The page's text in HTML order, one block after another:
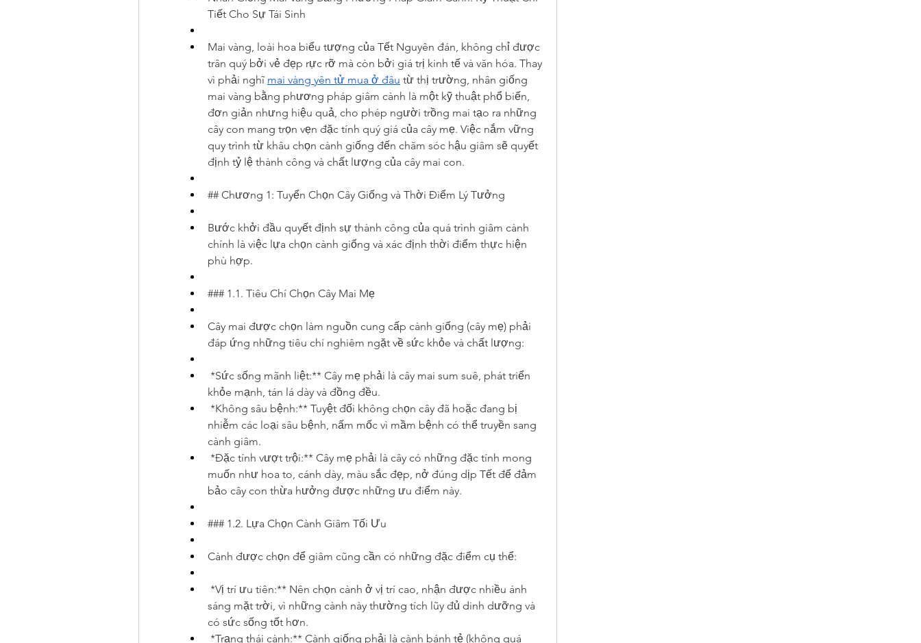
Tiết Cho Sự Tái Sinh
Mai vàng, loài hoa biểu tượng của Tết Nguyên đán, không chỉ được
trân quý bởi vẻ đẹp rực rỡ mà còn bởi giá trị kinh tế và văn hóa. Thay
vì phải nghĩ mai vàng yên tử mua ở đâu từ thị trường, nhân giống
mai vàng bằng phương pháp giâm cành là một kỹ thuật phổ biến,
đơn giản nhưng hiệu quả, cho phép người trồng mai tạo ra những
cây con mang trọn vẹn đặc tính quý giá của cây mẹ. Việc nắm vững
quy trình từ khâu chọn cành giống đến chăm sóc hậu giâm sẽ quyết
định tỷ lệ thành công và chất lượng của cây mai con.
## Chương 1: Tuyển Chọn Cây Giống và Thời Điểm Lý Tưởng
Bước khởi đầu quyết định sự thành công của quá trình giâm cành
chính là việc lựa chọn cành giống và xác định thời điểm thực hiện
phù hợp.
### 1.1. Tiêu Chí Chọn Cây Mai Mẹ
Cây mai được chọn làm nguồn cung cấp cành giống (cây mẹ) phải
đáp ứng những tiêu chí nghiêm ngặt về sức khỏe và chất lượng:
*Sức sống mãnh liệt:** Cây mẹ phải là cây mai sum suê, phát triển
khỏe mạnh, tán lá dày và đồng đều.
*Không sâu bệnh:** Tuyệt đối không chọn cây đã hoặc đang bị
nhiễm các loại sâu bệnh, nấm mốc vì mầm bệnh có thể truyền sang
cành giâm.
*Đặc tính vượt trội:** Cây mẹ phải là cây có những đặc tính mong
muốn như hoa to, cánh dày, màu sắc đẹp, nở đúng dịp Tết để đảm
bảo cây con thừa hưởng được những ưu điểm này.
### 1.2. Lựa Chọn Cành Giâm Tối Ưu
Cành được chọn để giâm cũng cần có những đặc điểm cụ thể:
*Vị trí ưu tiên:** Nên chọn cành ở vị trí cao, nhận được nhiều ánh
sáng mặt trời, vì những cành này thường tích lũy đủ dinh dưỡng và
có sức sống tốt hơn.
*Trạng thái cành:** Cành giống phải là cành bánh tẻ (không quá